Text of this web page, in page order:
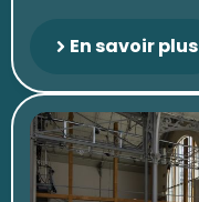
En savoir plus